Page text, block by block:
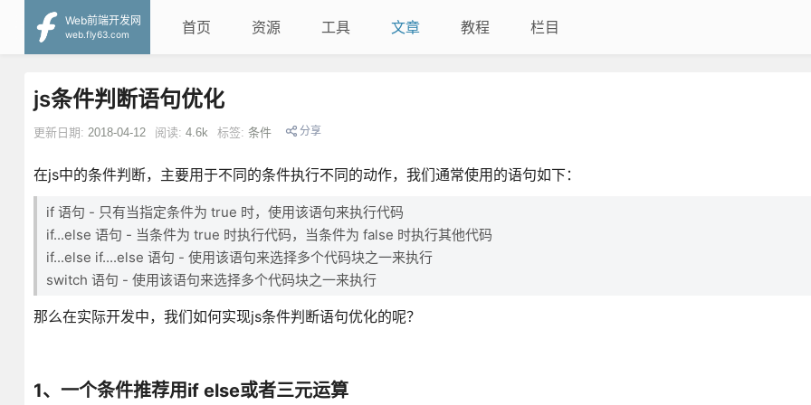
Web前端开发网
web.fly63.com
首页 资源 工具 文章 教程 栏目
js条件判断语句优化
更新日期: 2018-04-12 阅读: 4.6k 标签: 条件 分享
在js中的条件判断，主要用于不同的条件执行不同的动作，我们通常使用的语句如下：
if 语句 - 只有当指定条件为 true 时，使用该语句来执行代码
if...else 语句 - 当条件为 true 时执行代码，当条件为 false 时执行其他代码
if...else if....else 语句 - 使用该语句来选择多个代码块之一来执行
switch 语句 - 使用该语句来选择多个代码块之一来执行
那么在实际开发中，我们如何实现js条件判断语句优化的呢？
1、一个条件推荐用if else或者三元运算